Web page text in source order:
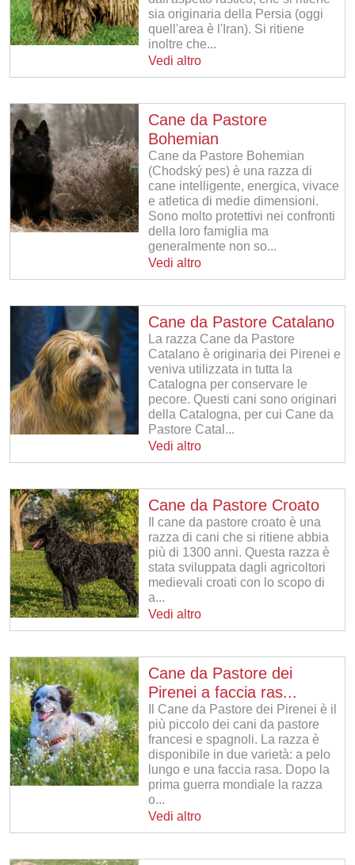
sia originaria della Persia (oggi
quell'area è l'Iran). Si ritiene
inoltre che...
Vedi altro
Cane da Pastore
Bohemian
Cane da Pastore Bohemian
(Chodský pes) è una razza di
cane intelligente, energica, vivace
e atletica di medie dimensioni.
Sono molto protettivi nei confronti
della loro famiglia ma
generalmente non so...
Vedi altro
Cane da Pastore Catalano
La razza Cane da Pastore
Catalano è originaria dei Pirenei e
veniva utilizzata in tutta la
Catalogna per conservare le
pecore. Questi cani sono originari
della Catalogna, per cui Cane da
Pastore Catal...
Vedi altro
Cane da Pastore Croato
Il cane da pastore croato è una
razza di cani che si ritiene abbia
più di 1300 anni. Questa razza è
stata sviluppata dagli agricoltori
medievali croati con lo scopo di
a...
Vedi altro
Cane da Pastore dei
Pirenei a faccia ras...
Il Cane da Pastore dei Pirenei è il
più piccolo dei cani da pastore
francesi e spagnoli. La razza è
disponibile in due varietà: a pelo
lungo e una faccia rasa. Dopo la
prima guerra mondiale la razza
o...
Vedi altro